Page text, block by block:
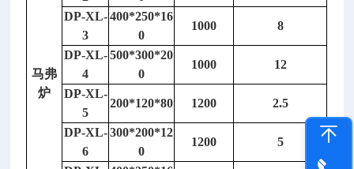
马弗
炉
DP-XL-
3
400*250*16
0
1000 8
DP-XL-
4
500*300*20
0
1000 12
DP-XL-
5
200*120*80 1200 2.5
DP-XL-
6
300*200*12
0
1200 5
分